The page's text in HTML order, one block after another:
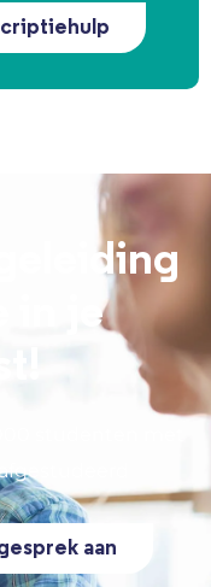
in je
studenten met
aan